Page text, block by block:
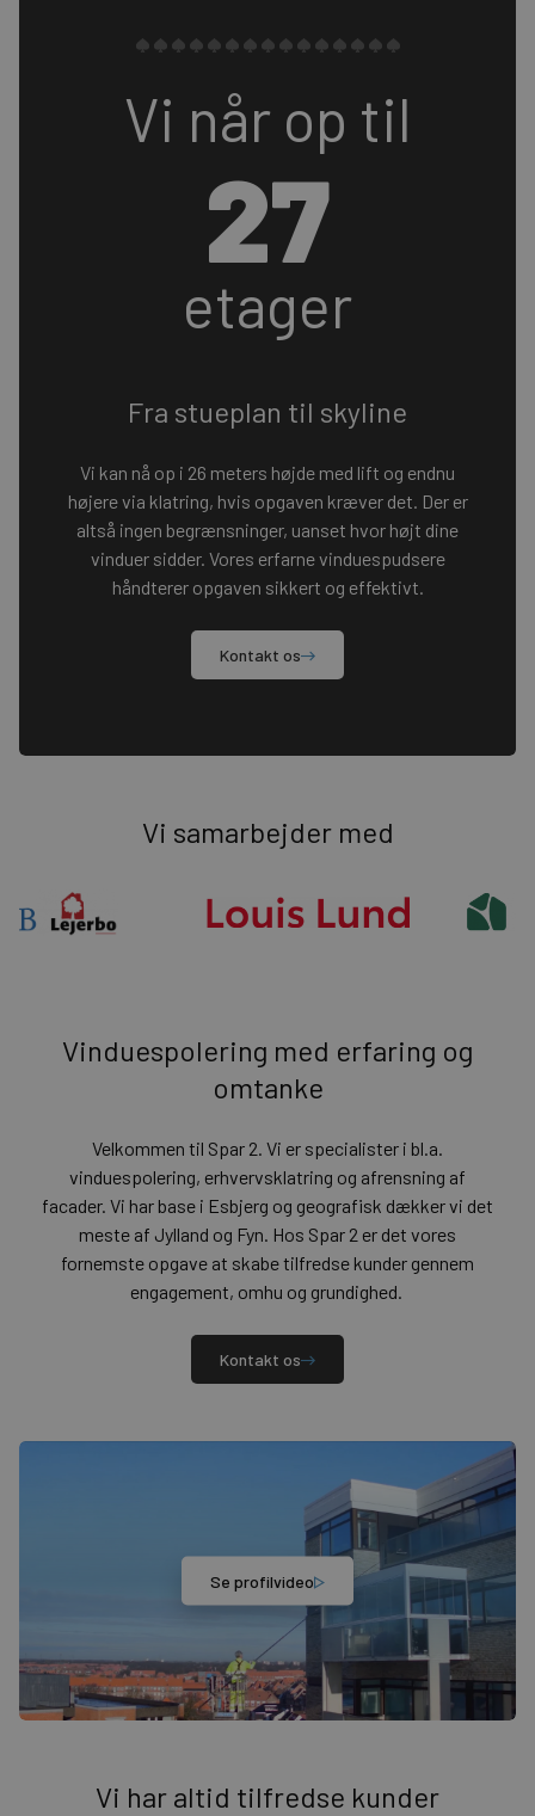
Vi når op til
27
etager
Fra stueplan til skyline
Vi kan nå op i 26 meters højde med lift og endnu
højere via klatring, hvis opgaven kræver det. Der er
altså ingen begrænsninger, uanset hvor højt dine
vinduer sidder. Vores erfarne vinduespudsere
håndterer opgaven sikkert og effektivt.
Kontakt os
Vi samarbejder med
Vinduespolering med erfaring og
omtanke
Velkommen til Spar 2. Vi er specialister i bl.a.
vinduespolering, erhvervsklatring og afrensning af
facader. Vi har base i Esbjerg og geografisk dækker vi det
meste af Jylland og Fyn. Hos Spar 2 er det vores
fornemste opgave at skabe tilfredse kunder gennem
engagement, omhu og grundighed.
Kontakt os
Se profilvideo
Vi har altid tilfredse kunder